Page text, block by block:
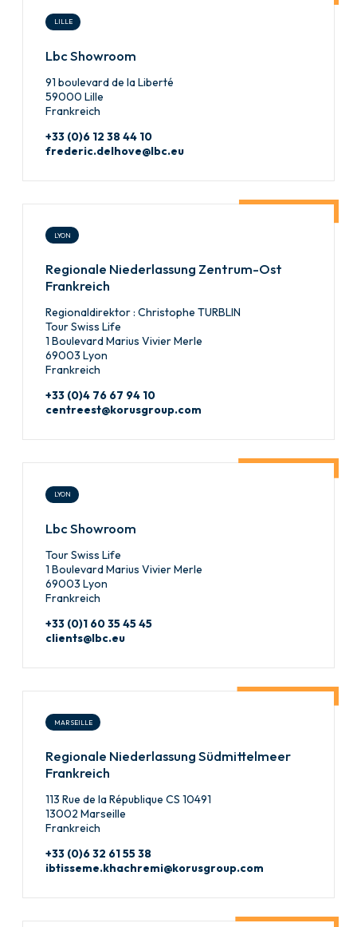
LILLE
Lbc Showroom
91 boulevard de la Liberté
59000 Lille
Frankreich
+33 (0)6 12 38 44 10
frederic.delhove@lbc.eu
LYON
Regionale Niederlassung Zentrum-Ost
Frankreich
Regionaldirektor : Christophe TURBLIN
Tour Swiss Life
1 Boulevard Marius Vivier Merle
69003 Lyon
Frankreich
+33 (0)4 76 67 94 10
centreest@korusgroup.com
LYON
Lbc Showroom
Tour Swiss Life
1 Boulevard Marius Vivier Merle
69003 Lyon
Frankreich
+33 (0)1 60 35 45 45
clients@lbc.eu
MARSEILLE
Regionale Niederlassung Südmittelmeer
Frankreich
113 Rue de la République CS 10491
13002 Marseille
Frankreich
+33 (0)6 32 61 55 38
ibtisseme.khachremi@korusgroup.com